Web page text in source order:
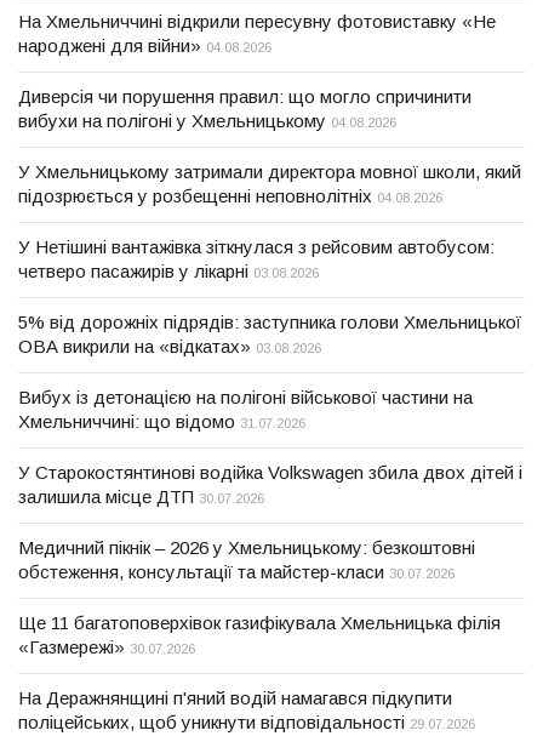
На Хмельниччині відкрили пересувну фотовиставку «Не
народжені для війни» 04.08.2026
Диверсія чи порушення правил: що могло спричинити
вибухи на полігоні у Хмельницькому 04.08.2026
У Хмельницькому затримали директора мовної школи, який
підозрюється у розбещенні неповнолітніх 04.08.2026
У Нетішині вантажівка зіткнулася з рейсовим автобусом:
четверо пасажирів у лікарні 03.08.2026
5% від дорожніх підрядів: заступника голови Хмельницької
ОВА викрили на «відкатах» 03.08.2026
Вибух із детонацією на полігоні військової частини на
Хмельниччині: що відомо 31.07.2026
У Старокостянтинові водійка Volkswagen збила двох дітей і
залишила місце ДТП 30.07.2026
Медичний пікнік – 2026 у Хмельницькому: безкоштовні
обстеження, консультації та майстер-класи 30.07.2026
Ще 11 багатоповерхівок газифікувала Хмельницька філія
«Газмережі» 30.07.2026
На Деражнянщині п'яний водій намагався підкупити
поліцейських, щоб уникнути відповідальності 29.07.2026